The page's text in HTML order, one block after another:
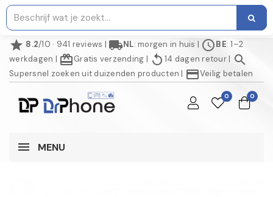
star 8.2/10 · 941 reviews | local_shippingNL: morgen in huis | scheduleBE: 1–2
werkdagen | redeemGratis verzending | replay 14 dagen retour| search
Supersnel zoeken uit duizenden producten | credit_cardVeilig betalen
0 0
MENU